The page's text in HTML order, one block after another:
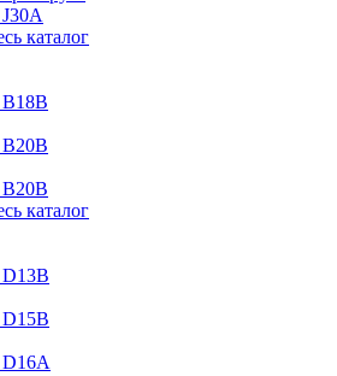
каталог
B18B
B20B
B20B
каталог
D13B
D15B
D16A